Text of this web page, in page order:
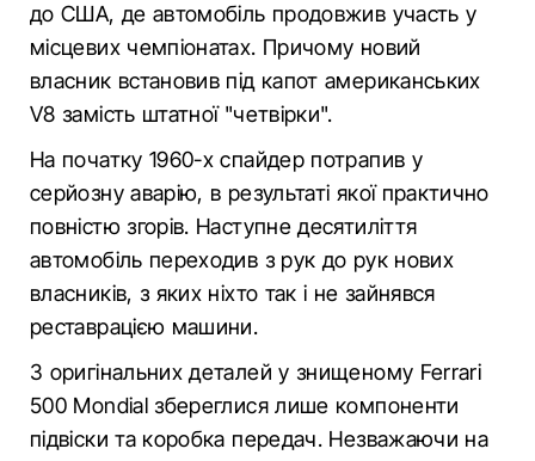
до США, де автомобіль продовжив участь у
місцевих чемпіонатах. Причому новий
власник встановив під капот американських
V8 замість штатної "четвірки".
На початку 1960-х спайдер потрапив у
серйозну аварію, в результаті якої практично
повністю згорів. Наступне десятиліття
автомобіль переходив з рук до рук нових
власників, з яких ніхто так і не зайнявся
реставрацією машини.
З оригінальних деталей у знищеному Ferrari
500 Mondial збереглися лише компоненти
підвіски та коробка передач. Незважаючи на